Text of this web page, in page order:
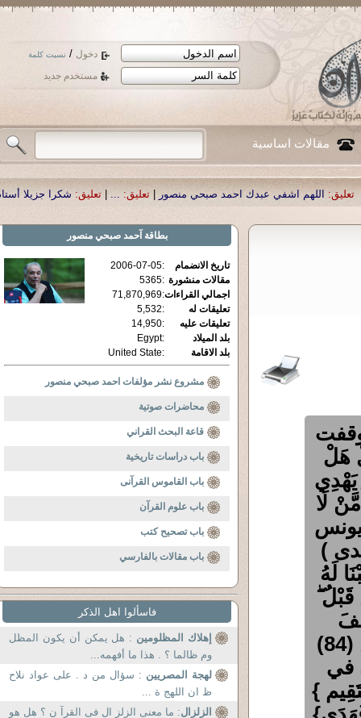
دخول / نسيت كلمة
مستخدم جديد
مقالات اساسية
عبدك احمد صبحي منصور تعليق: ...
| تعليق: شكرا جزيلا أستاذ حمد الحمد
هَلْ
لَا
)
لَهُ
قَبْلُ
وَمُوسَىٰ وَهَارُونَ ۚ وَكَذَٰلِكَ نَجْزِي الْمُحْسِنِينَ (84)
في
}
بطاقة آحمد صبحي منصور
تاريخ الانضمام :
2006-07-05
مقالات منشورة :
5365
اجمالي القراءات:
71,870,969
تعليقات له
:
5,532
تعليقات عليه
:
14,950
بلد الميلاد
:
Egypt
بلد الاقامة
:
United State
مشروع نشر مؤلفات احمد صبحي منصور
محاضرات صوتية
قاعة البحث القراني
باب دراسات تاريخية
باب القاموس القرآنى
باب علوم القرآن
باب تصحيح كتب
باب مقالات بالفارسي
فاسألوا اهل الذكر
إهلاك المظلومين : هل يمكن أن يكون المظل
وم ظالما ؟ . هذا ما أفهمه...
لهجة المصريين : سؤال من د . على عواد نلاح
ظ ان اللهج ة ...
الزلزال: ما معنى الزلز ال فى القرآ ن ؟ هل هو